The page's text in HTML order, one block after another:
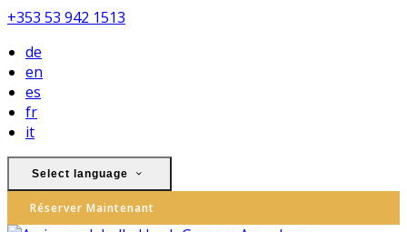
+353 53 942 1513
de
en
es
fr
it
Select language
Réserver Maintenant